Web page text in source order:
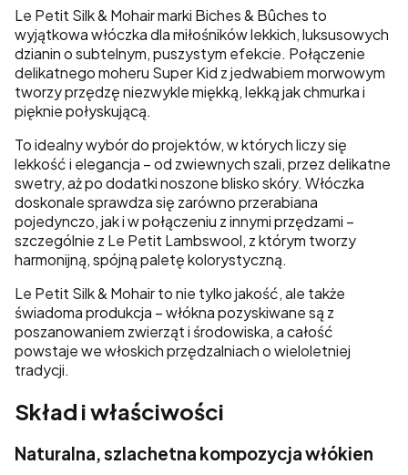
Le Petit Silk & Mohair marki Biches & Bûches to
wyjątkowa włóczka dla miłośników lekkich, luksusowych
dzianin o subtelnym, puszystym efekcie. Połączenie
delikatnego moheru Super Kid z jedwabiem morwowym
tworzy przędzę niezwykle miękką, lekką jak chmurka i
pięknie połyskującą.
To idealny wybór do projektów, w których liczy się
lekkość i elegancja – od zwiewnych szali, przez delikatne
swetry, aż po dodatki noszone blisko skóry. Włóczka
doskonale sprawdza się zarówno przerabiana
pojedynczo, jak i w połączeniu z innymi przędzami –
szczególnie z Le Petit Lambswool, z którym tworzy
harmonijną, spójną paletę kolorystyczną.
Le Petit Silk & Mohair to nie tylko jakość, ale także
świadoma produkcja – włókna pozyskiwane są z
poszanowaniem zwierząt i środowiska, a całość
powstaje we włoskich przędzalniach o wieloletniej
tradycji.
Skład i właściwości
Naturalna, szlachetna kompozycja włókien